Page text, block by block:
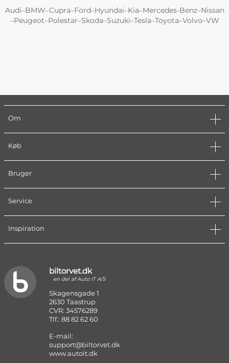
Audi–BMW–Cupra–Ford–Hyundai–Kia–Mercedes-Benz–Nissan
–Peugeot–Polestar–Skoda–Suzuki–Tesla–Toyota–Volvo–VW
Om
Køb
Bruger
Service
Inspiration
biltorvet.dk
en del af Auto IT A/S
Skagensgade 1
2630 Taastrup
CVR: 34576289
Tlf.: 88 82 62 60
E-mail:
support@biltorvet.dk
www.autoit.dk